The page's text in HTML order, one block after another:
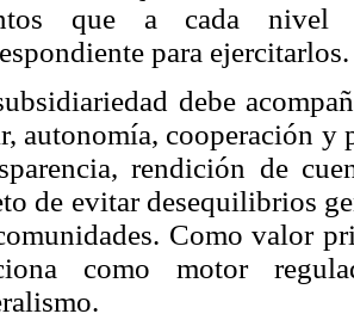
que a cada nivel
para ejercitarlos.
debe
autonomía, cooperación y
rendición de
de evitar desequilibrios
Como valor
como motor